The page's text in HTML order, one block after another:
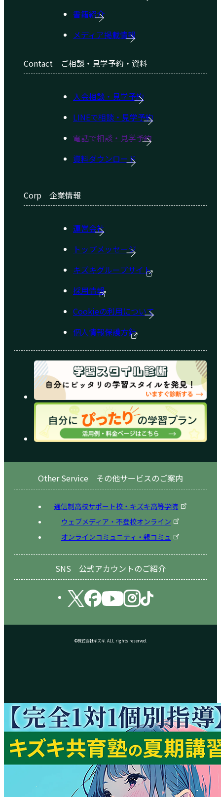
書籍紹介
メディア掲載情報
Contact ご相談・見学予約・資料
入会相談・見学予約
LINEで相談・見学予約
電話で相談・見学予約
資料ダウンロード
Corp 企業情報
運営会社
トップメッセージ
キズキグループサイト
採用情報
Cookieの利用について
個人情報保護方針
Other Service その他サービスのご案内
通信制高校サポート校・キズキ高等学院
ウェブメディア・不登校オンライン
オンラインコミュニティ・親コミュ
SNS 公式アカウントのご紹介
©株式会社キズキ. ALL rights reserved.